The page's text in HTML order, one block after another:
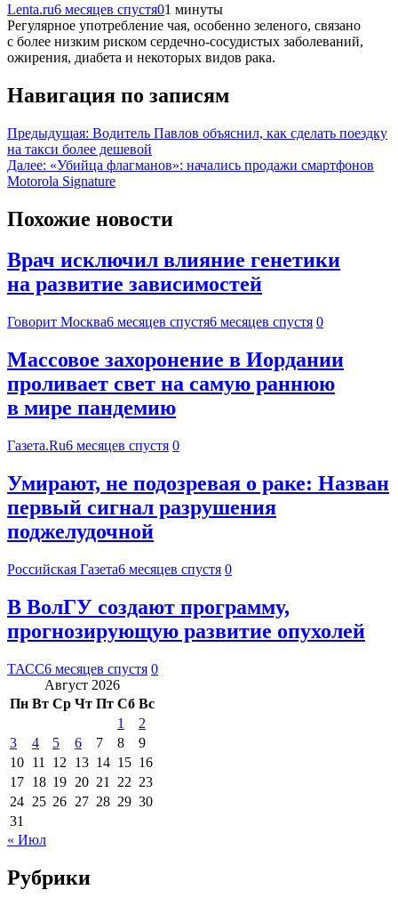
Lenta.ru6 месяцев спустя01 минуты
Регулярное употребление чая, особенно зеленого, связано
с более низким риском сердечно-сосудистых заболеваний,
ожирения, диабета и некоторых видов рака.
Навигация по записям
Предыдущая: Водитель Павлов объяснил, как сделать поездку
на такси более дешевой
Далее: «Убийца флагманов»: начались продажи смартфонов
Motorola Signature
Похожие новости
Врач исключил влияние генетики
на развитие зависимостей
Говорит Москва6 месяцев спустя6 месяцев спустя 0
Массовое захоронение в Иордании
проливает свет на самую раннюю
в мире пандемию
Газета.Ru6 месяцев спустя 0
Умирают, не подозревая о раке: Назван
первый сигнал разрушения
поджелудочной
Российская Газета6 месяцев спустя 0
В ВолГУ создают программу,
прогнозирующую развитие опухолей
ТАСС6 месяцев спустя 0
Август 2026
Пн Вт Ср Чт Пт Сб Вс
1
2
3
4 5 6 7 8
9
10 11 12 13 14 15 16
17 18 19 20 21 22 23
24 25 26 27 28 29 30
31
« Июл
Рубрики